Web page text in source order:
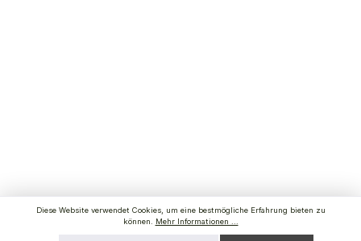
Diese Website verwendet Cookies, um eine bestmögliche Erfahrung bieten zu
können.
Mehr Informationen ...